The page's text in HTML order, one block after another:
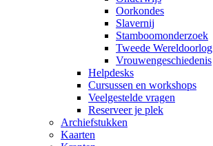
Oorkondes
Slavernij
Stamboomonderzoek
Tweede Wereldoorlog
Vrouwengeschiedenis
Helpdesks
Cursussen en workshops
Veelgestelde vragen
Reserveer je plek
Archiefstukken
Kaarten